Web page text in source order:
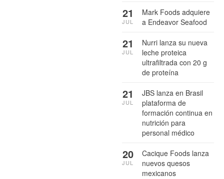
Mark Foods adquiere
a Endeavor Seafood
21
JUL
Nurri lanza su nueva
leche proteica
ultrafiltrada con 20 g
de proteína
21
JUL
JBS lanza en Brasil
plataforma de
formación continua en
nutrición para
personal médico
21
JUL
Cacique Foods lanza
nuevos quesos
mexicanos
20
JUL